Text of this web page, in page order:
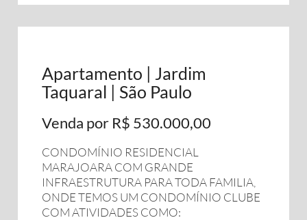
Apartamento | Jardim
Taquaral | São Paulo
Venda por R$ 530.000,00
CONDOMÍNIO RESIDENCIAL
MARAJOARA COM GRANDE
INFRAESTRUTURA PARA TODA FAMILIA,
ONDE TEMOS UM CONDOMÍNIO CLUBE
COM ATIVIDADES COMO: